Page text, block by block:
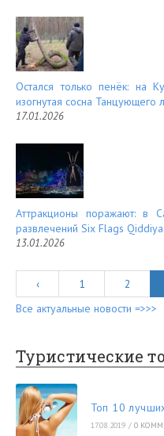
Остался только пенёк: на
изогнутая сосна Танцующего
17.01.2026
Аттракционы поражают: в
развлечений Six Flags
13.01.2026
‹ 1 2
Все актуальные новости =>>>
Туристические
Топ 10
17.08.2019 / 0